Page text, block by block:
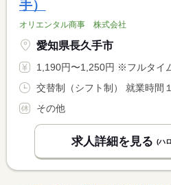
手）
オリエンタル商事 株式会社
愛知県長久手市
1,190円〜1,250円 ※フルタイム求人の場合は月額（換算額）
交替制（シフト制） 就業時間
その他
求人詳細を見る (ハ